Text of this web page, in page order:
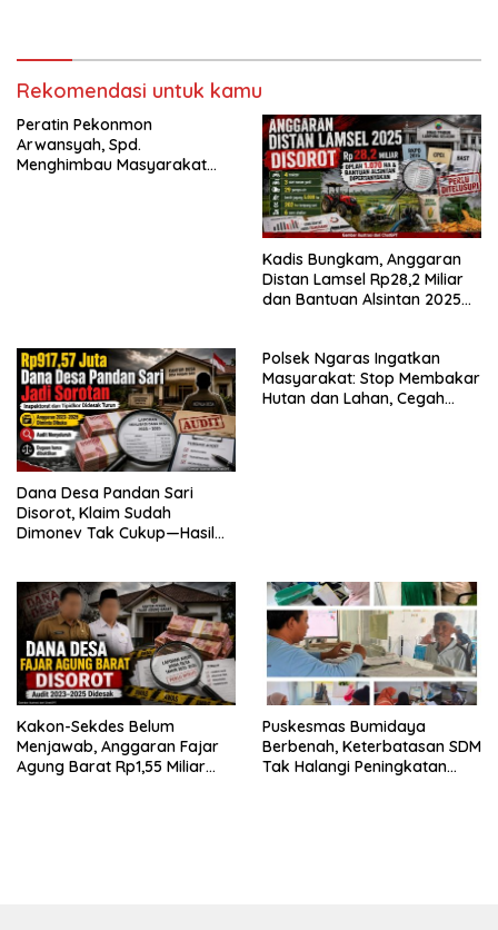
Rekomendasi untuk kamu
Peratin Pekonmon
Arwansyah, Spd.
Menghimbau Masyarakat
Kadis Bungkam, Anggaran
Distan Lamsel Rp28,2 Miliar
dan Bantuan Alsintan 2025
Dana Desa Pandan Sari
Disorot, Klaim Sudah
Dimonev Tak Cukup—Hasil
Polsek Ngaras Ingatkan
Masyarakat: Stop Membakar
Hutan dan Lahan, Cegah
Kakon-Sekdes Belum
Menjawab, Anggaran Fajar
Agung Barat Rp1,55 Miliar
‎Puskesmas Bumidaya
Berbenah, Keterbatasan SDM
Tak Halangi Peningkatan